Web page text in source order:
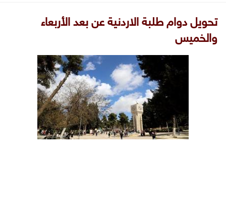
تحويل دوام طلبة الاردنية عن بعد الأربعاء
والخميس